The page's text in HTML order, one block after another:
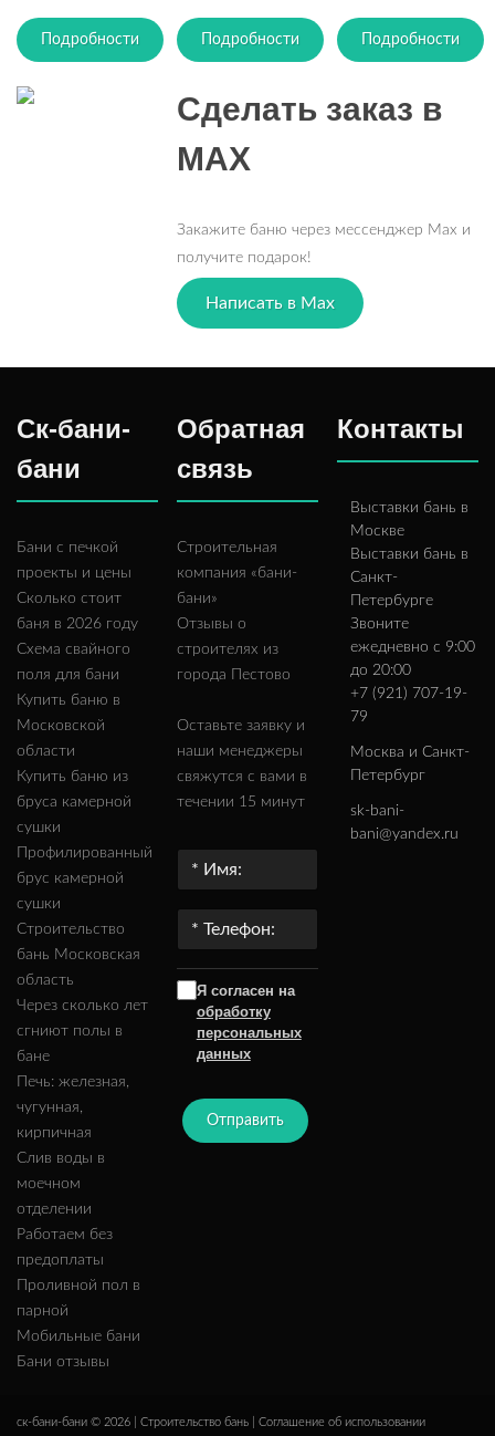
Подробности Подробности Подробности
Сделать заказ в
MAX
Закажите баню через мессенджер Max и
получите подарок!
Написать в Max
Ск-бани-
бани
Бани с печкой
проекты и цены
Сколько стоит
баня в 2026 году
Схема свайного
поля для бани
Купить баню в
Московской
области
Купить баню из
бруса камерной
сушки
Профилированный
брус камерной
сушки
Строительство
бань Московская
область
Через сколько лет
сгниют полы в
бане
Печь: железная,
чугунная,
кирпичная
Слив воды в
моечном
отделении
Работаем без
предоплаты
Проливной пол в
парной
Мобильные бани
Бани отзывы
Обратная
связь
Строительная
компания «бани-
бани»
Отзывы о
строителях из
города Пестово
Оставьте заявку и
наши менеджеры
свяжутся с вами в
течении 15 минут
Я согласен на
обработку
персональных
данных
Отправить
Контакты
Выставки бань в
Москве
Выставки бань в
Санкт-
Петербурге
Звоните
ежедневно с 9:00
до 20:00
+7 (921) 707-19-
79
Москва и Санкт-
Петербург
sk-bani-
bani@yandex.ru
ск-бани-бани © 2026 | Строительство бань | Соглашение об использовании